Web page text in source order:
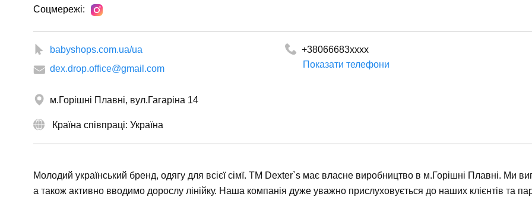
Соцмережі:
babyshops.com.ua/ua
dex.drop.office@gmail.com
+38066683xxxx
Показати телефони
м.Горішні Плавні, вул.Гагаріна 14
Країна співпраці: Україна
Молодий український бренд, одягу для всієї сімї. ТМ Dexter`s має власне виробництво в м.Горішні Плавні. Ми
а також активно вводимо дорослу лінійку. Наша компанія дуже уважно прислуховується до наших клієнтів та